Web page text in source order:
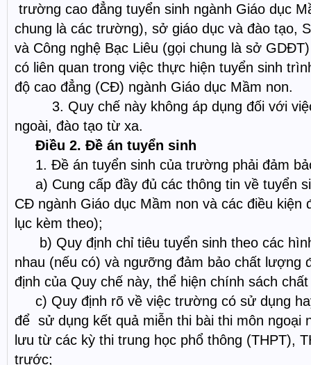
trường cao đẳng tuyển sinh ngành Giáo dục
chung là các trường), sở giáo dục và đào tạo,
và Công nghệ Bạc Liêu (gọi chung là sở
có liên quan trong việc thực hiện tuyển sinh
độ cao đẳng (CĐ) ngành Giáo dục Mầm non.
3. Quy chế này không áp dụng đối với
ngoài, đào tạo từ xa.
Điều 2. Đề án tuyển sinh
1. Đề án tuyển sinh của trường phải đảm
a) Cung cấp đầy đủ các thông tin về tuyển
CĐ ngành Giáo dục Mầm non và các điều kiện
lục kèm theo);
b) Quy định chỉ tiêu tuyển sinh theo các
nhau (nếu có) và ngưỡng đảm bảo chất lượng
định của Quy chế này, thể hiện chính sách
c) Quy định rõ về việc trường có sử dụng
để sử dụng kết quả miễn thi bài thi môn ngoại
lưu từ các kỳ thi trung học phổ thông (THPT),
trước;